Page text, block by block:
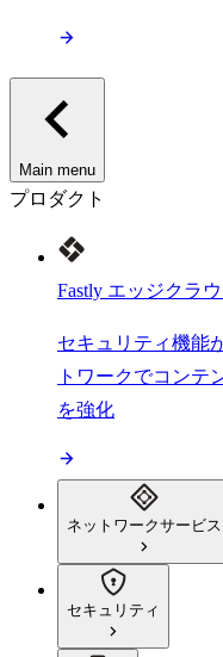
Main menu
プロダクト
Fastly エッジクラ
セキュリティ機能
トワークでコンテ
を強化
ネットワークサービス
セキュリティ